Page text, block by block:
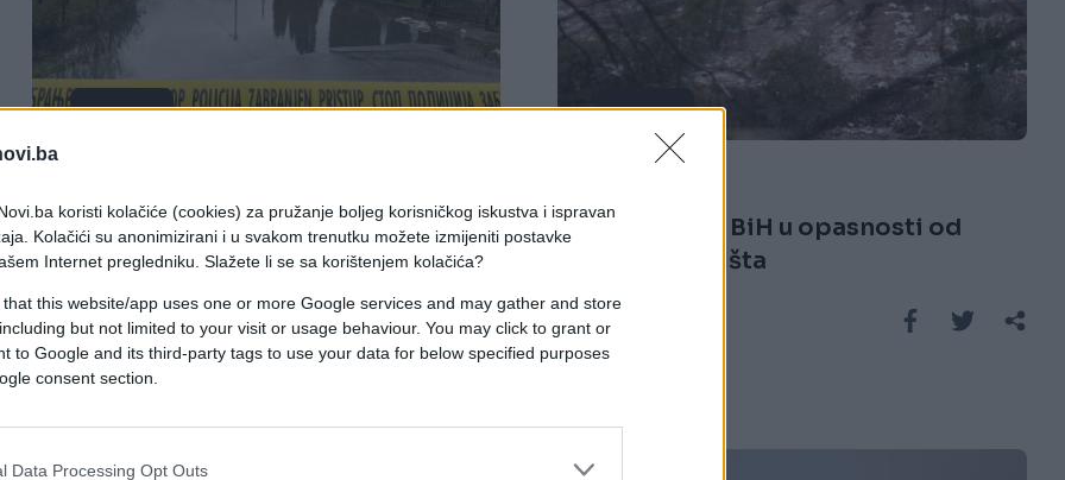
koristi kolačiće (cookies) za pružanje boljeg korisničkog iskustva i ispravan
Kolačići su anonimizirani i u svakom trenutku možete izmijeniti postavke
Internet pregledniku. Slažete li se sa korištenjem kolačića?
that this website/app uses one or more Google services and may gather and store
but not limited to your visit or usage behaviour. You may click to grant or
to Google and its third-party tags to use your data for below specified purposes
consent section.
Data Processing Opt Outs
VIJESTI
Upozorenje za preventivne mjere
zaštite od naglog topljenja snijega
Saznaj više
SVIJET
Pet kantona u BiH u opasnosti od
poplava i klizišta
Saznaj više